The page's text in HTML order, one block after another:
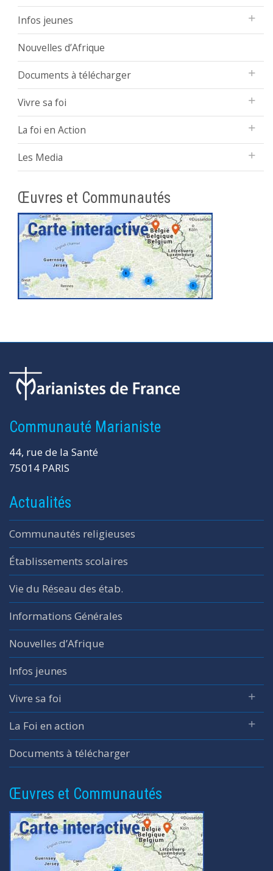
Infos jeunes
Nouvelles d’Afrique
Documents à télécharger
Vivre sa foi
La foi en Action
Les Media
Œuvres et Communautés
Communauté Marianiste
44, rue de la Santé
75014 PARIS
Actualités
Communautés religieuses
Établissements scolaires
Vie du Réseau des étab.
Informations Générales
Nouvelles d’Afrique
Infos jeunes
Vivre sa foi
La Foi en action
Documents à télécharger
Œuvres et Communautés